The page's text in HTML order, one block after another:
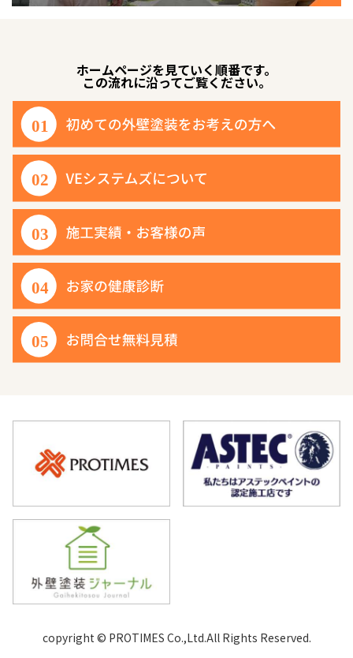
ホームページを見ていく順番です。
この流れに沿ってご覧ください。
copyright © PROTIMES Co.,Ltd.All Rights Reserved.